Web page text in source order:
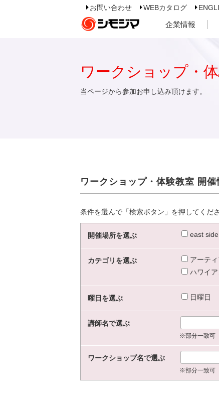
お問い合わせ WEBカタログ
企業情報
ワークショップ・
当ページから参加お申し込み頂けます。
ワークショップ・体験教室 開催
条件を選んで「検索ボタン」を押してくだ
開催場所を選ぶ east side
カテゴリを選ぶ アーテ
ハワイ
曜日を選ぶ 日曜日
講師名で選ぶ
※部分一致可
ワークショップ名で選ぶ
※部分一致可